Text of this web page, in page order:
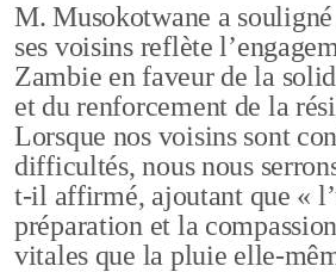
M. Musokotwane a
ses voisins reflète
Zambie en faveur de la
et du renforcement de la
Lorsque nos voisins sont
difficultés, nous nous
t-il affirmé, ajoutant que «
préparation et la
vitales que la pluie elle-